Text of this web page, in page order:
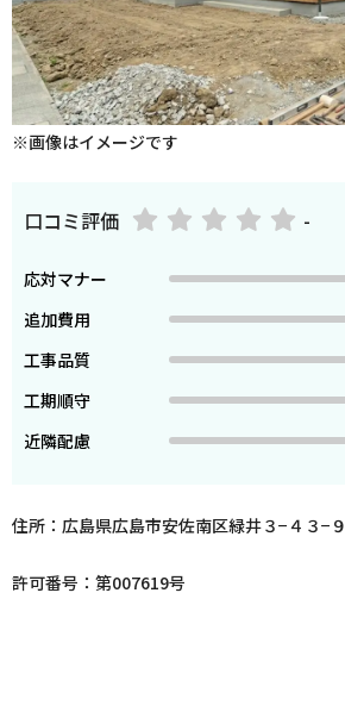
※画像はイメージです
口コミ評価 -
応対マナー
追加費用
工事品質
工期順守
近隣配慮
住所：広島県広島市安佐南区緑井３−４３−９
許可番号：第007619号